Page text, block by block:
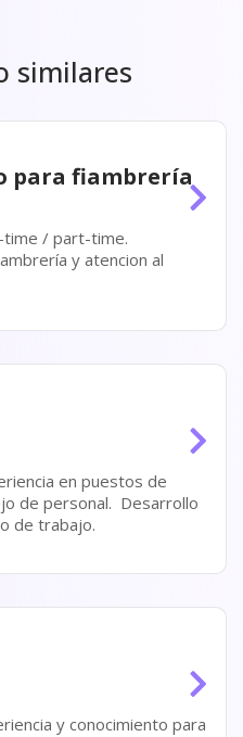
similares
para fiambrería
y atencion al
de trabajo.
y conocimiento para